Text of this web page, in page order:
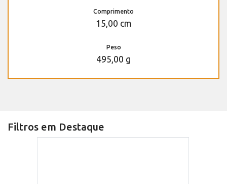
Comprimento
15,00 cm
Peso
495,00 g
Filtros em Destaque